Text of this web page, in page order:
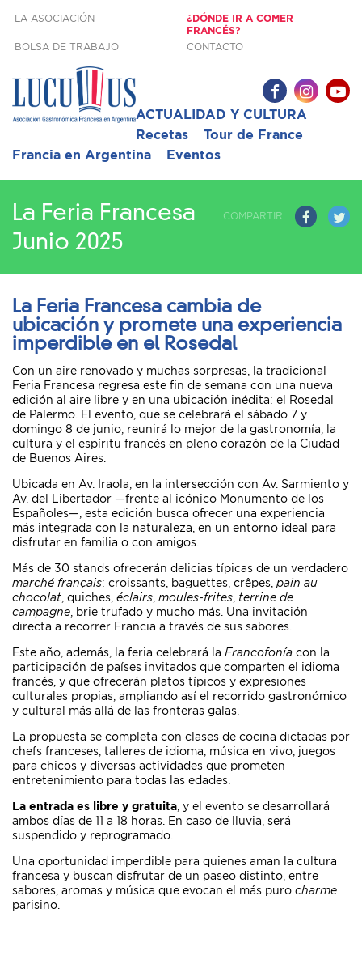
LA ASOCIACIÓN
¿DÓNDE IR A COMER
FRANCÉS?
BOLSA DE TRABAJO
CONTACTO
ACTUALIDAD Y CULTURA
Recetas
Tour de France
Francia en Argentina
Eventos
COMPARTIR
La Feria Francesa
Junio 2025
La Feria Francesa cambia de
ubicación y promete una experiencia
imperdible en el Rosedal
Con un aire renovado y muchas sorpresas, la tradicional
Feria Francesa regresa este fin de semana con una nueva
edición al aire libre y en una ubicación inédita: el Rosedal
de Palermo. El evento, que se celebrará el sábado 7 y
domingo 8 de junio, reunirá lo mejor de la gastronomía, la
cultura y el espíritu francés en pleno corazón de la Ciudad
de Buenos Aires.
Ubicada en Av. Iraola, en la intersección con Av. Sarmiento y
Av. del Libertador —frente al icónico Monumento de los
Españoles—, esta edición busca ofrecer una experiencia
más integrada con la naturaleza, en un entorno ideal para
disfrutar en familia o con amigos.
Más de 30 stands ofrecerán delicias típicas de un verdadero
marché français: croissants, baguettes, crêpes, pain au
chocolat , quiches, éclairs moules-frites terrine de
campagne , brie trufado y mucho más. Una invitación
directa a recorrer Francia a través de sus sabores.
Este año, además, la feria celebrará la Francofonía con la
participación de países invitados que comparten el idioma
francés, y que ofrecerán platos típicos y expresiones
culturales propias, ampliando así el recorrido gastronómico
y cultural más allá de las fronteras galas.
La propuesta se completa con clases de cocina dictadas por
chefs franceses, talleres de idioma, música en vivo, juegos
para chicos y diversas actividades que prometen
entretenimiento para todas las edades.
La entrada es libre y gratuita , y el evento se desarrollará
ambos días de 11 a 18 horas. En caso de lluvia, será
suspendido y reprogramado.
Una oportunidad imperdible para quienes aman la cultura
francesa y buscan disfrutar de un paseo distinto, entre
sabores, aromas y música que evocan el más puro charme
parisino.